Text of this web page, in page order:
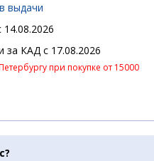
выдачи
за КАД c 17.08.2026
при покупке от 15000